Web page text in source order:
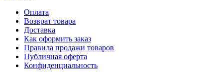
Оплата
Возврат товара
Доставка
Как оформить заказ
Правила продажи товаров
Публичная оферта
Конфиденциальность